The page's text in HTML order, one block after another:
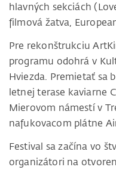
hlavných sekciách
filmová žatva,
Pre rekonštrukciu
programu odohrá v
Hviezda. Premietať sa
letnej terase kaviarne
Mierovom námestí v
nafukovacom plátne
Festival sa začína vo
organizátori na